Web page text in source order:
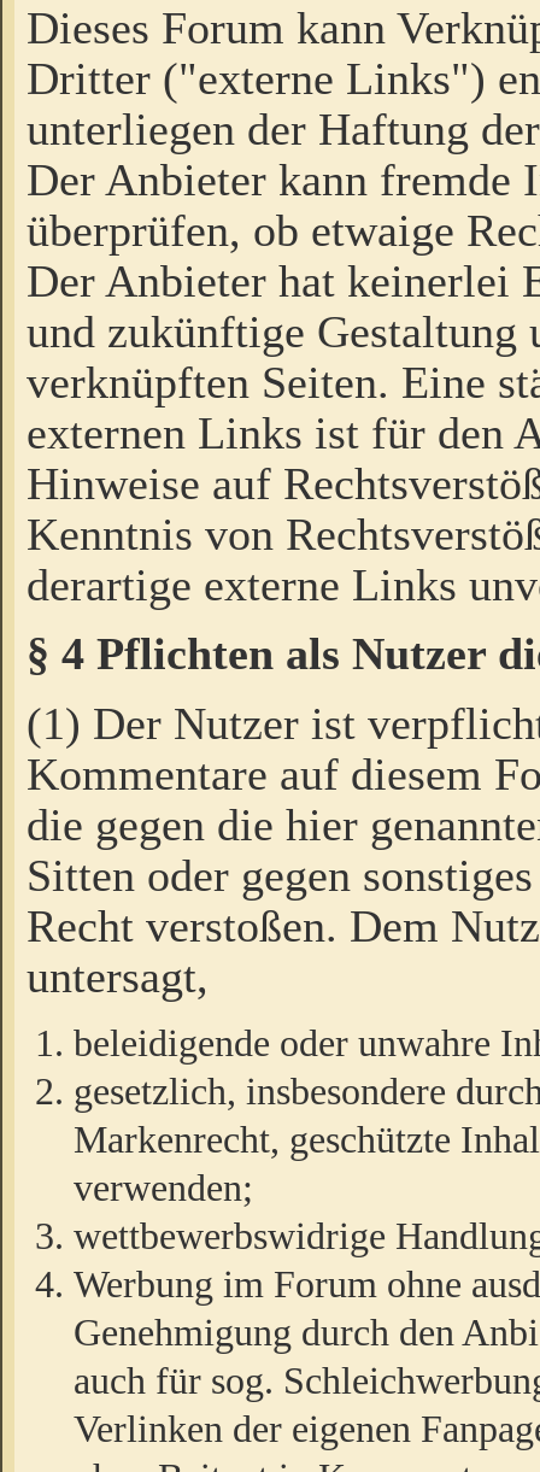
Dieses Forum kann
Dritter ("externe Links")
unterliegen der Haftung
Der Anbieter kann fremde
überprüfen, ob etwaige
Der Anbieter hat keinerlei
und zukünftige Gestaltung
verknüpften Seiten. Eine
externen Links ist für den
Hinweise auf
Kenntnis von
derartige externe Links
§ 4 Pflichten als Nutzer
(1) Der Nutzer ist
Kommentare auf diesem
die gegen die hier
Sitten oder gegen
Recht verstoßen. Dem
untersagt,
beleidigende oder unwahre
gesetzlich, insbesondere
Markenrecht, geschützte
verwenden;
wettbewerbswidrige
Werbung im Forum ohne
Genehmigung durch den
auch für sog.
Verlinken der eigenen